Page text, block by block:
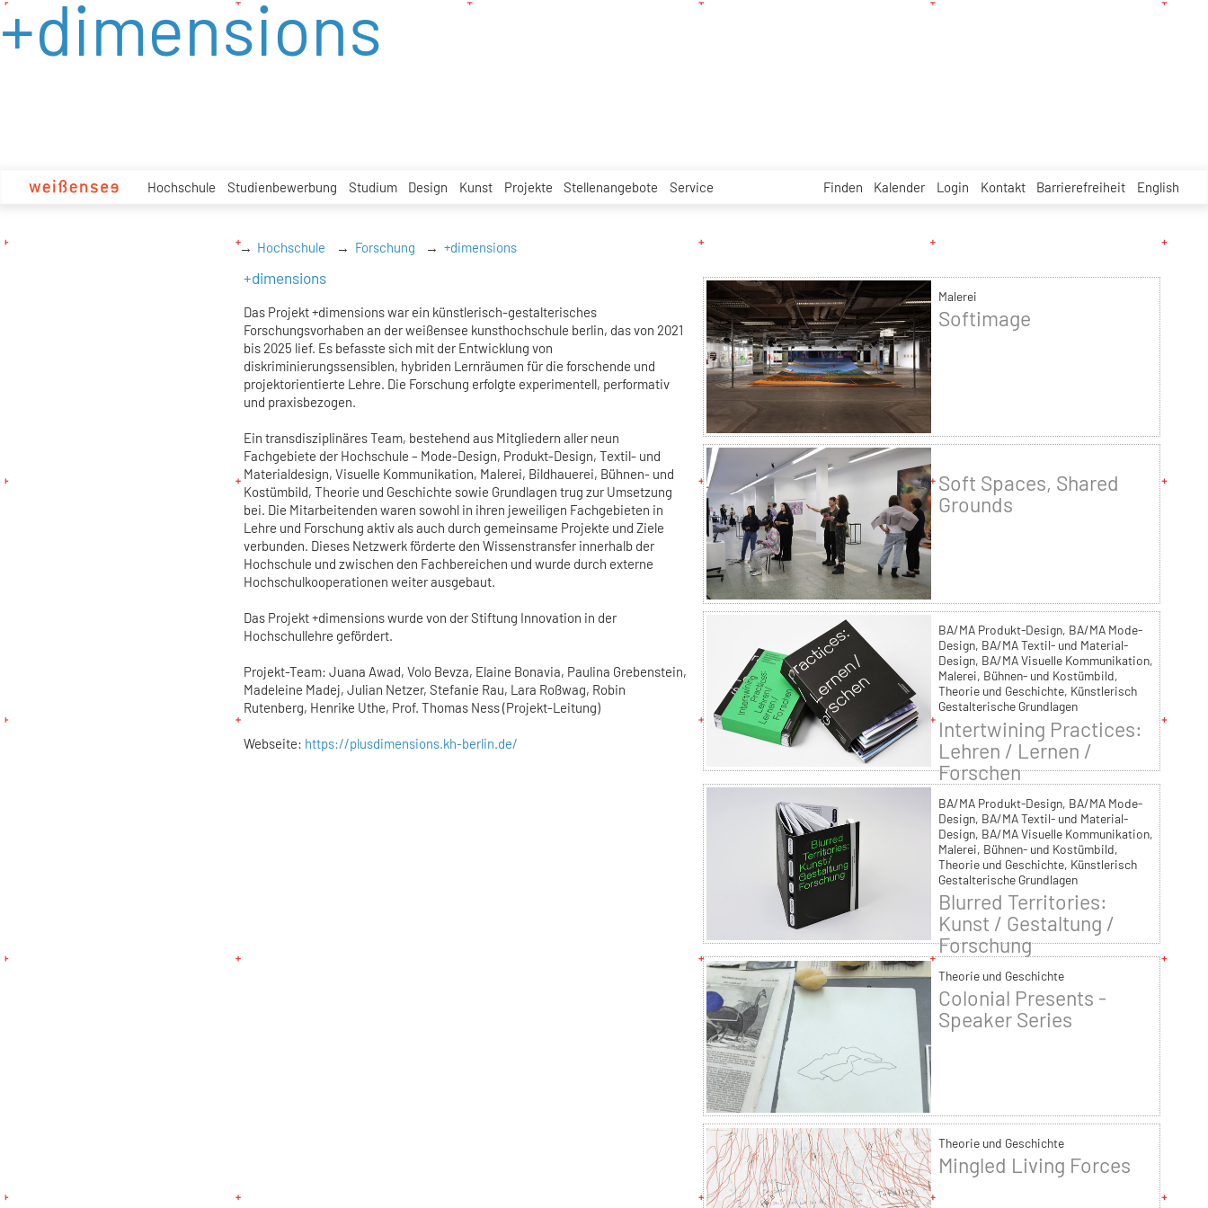
zum
Inhalt
Hochschule Studienbewerbung Studium Design Kunst Projekte Stellenangebote Service Finden Kalender Login Kontakt Barrierefreiheit English
+dimensions
Hochschule Forschung +dimensions
+dimensions
Das Projekt +dimensions war ein künstlerisch-gestalterisches
Forschungsvorhaben an der weißensee kunsthochschule berlin, das von 2021
bis 2025 lief. Es befasste sich mit der Entwicklung von
diskriminierungssensiblen, hybriden Lernräumen für die forschende und
projektorientierte Lehre. Die Forschung erfolgte experimentell, performativ
und praxisbezogen.
Ein transdisziplinäres Team, bestehend aus Mitgliedern aller neun
Fachgebiete der Hochschule – Mode-Design, Produkt-Design, Textil- und
Materialdesign, Visuelle Kommunikation, Malerei, Bildhauerei, Bühnen- und
Kostümbild, Theorie und Geschichte sowie Grundlagen trug zur Umsetzung
bei. Die Mitarbeitenden waren sowohl in ihren jeweiligen Fachgebieten in
Lehre und Forschung aktiv als auch durch gemeinsame Projekte und Ziele
verbunden. Dieses Netzwerk förderte den Wissenstransfer innerhalb der
Hochschule und zwischen den Fachbereichen und wurde durch externe
Hochschulkooperationen weiter ausgebaut.
Das Projekt +dimensions wurde von der Stiftung Innovation in der
Hochschullehre gefördert.
Projekt-Team: Juana Awad, Volo Bevza, Elaine Bonavia, Paulina Grebenstein,
Madeleine Madej, Julian Netzer, Stefanie Rau, Lara Roßwag, Robin
Rutenberg, Henrike Uthe, Prof. Thomas Ness (Projekt-Leitung)
Webseite: https://plusdimensions.kh-berlin.de/
Malerei
Softimage
Soft Spaces, Shared
Grounds
BA/MA Produkt-Design, BA/MA Mode-
Design, BA/MA Textil- und Material-
Design, BA/MA Visuelle Kommunikation,
Malerei, Bühnen- und Kostümbild,
Theorie und Geschichte, Künstlerisch
Gestalterische Grundlagen
Intertwining Practices:
Lehren / Lernen /
Forschen
BA/MA Produkt-Design, BA/MA Mode-
Design, BA/MA Textil- und Material-
Design, BA/MA Visuelle Kommunikation,
Malerei, Bühnen- und Kostümbild,
Theorie und Geschichte, Künstlerisch
Gestalterische Grundlagen
Blurred Territories:
Kunst / Gestaltung /
Forschung
Theorie und Geschichte
Colonial Presents -
Speaker Series
Theorie und Geschichte
Mingled Living Forces